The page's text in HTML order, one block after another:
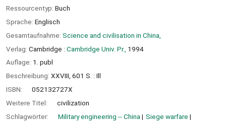
Ressourcentyp: Buch
Sprache: Englisch
Gesamtaufnahme: Science and civilisation in China,
Verlag: Cambridge : Cambridge Univ. Pr., 1994
Auflage: 1. publ
Beschreibung: XXVIII, 601 S. : Ill
ISBN:
052132727X
Weitere Titel:
civilization
Schlagwörter:
Military engineering -- China
Siege warfare